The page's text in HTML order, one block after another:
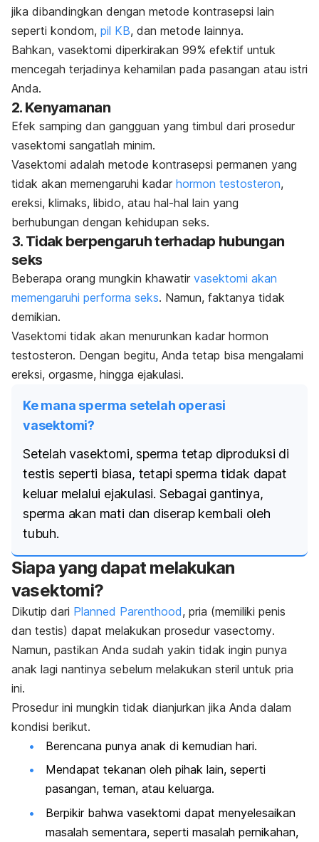
jika dibandingkan dengan metode kontrasepsi lain
seperti kondom, pil KB, dan metode lainnya.
Bahkan, vasektomi diperkirakan 99% efektif untuk
mencegah terjadinya kehamilan pada pasangan atau istri
Anda.
2. Kenyamanan
Efek samping dan gangguan yang timbul dari prosedur
vasektomi sangatlah minim.
Vasektomi adalah metode kontrasepsi permanen yang
tidak akan memengaruhi kadar hormon testosteron,
ereksi, klimaks, libido, atau hal-hal lain yang
berhubungan dengan kehidupan seks.
3. Tidak berpengaruh terhadap hubungan
seks
Beberapa orang mungkin khawatir vasektomi akan
memengaruhi performa seks. Namun, faktanya tidak
demikian.
Vasektomi tidak akan menurunkan kadar hormon
testosteron. Dengan begitu, Anda tetap bisa mengalami
ereksi, orgasme, hingga ejakulasi.
Ke mana sperma setelah operasi
vasektomi?
Setelah vasektomi, sperma tetap diproduksi di
testis seperti biasa, tetapi sperma tidak dapat
keluar melalui ejakulasi. Sebagai gantinya,
sperma akan mati dan diserap kembali oleh
tubuh.
Siapa yang dapat melakukan
vasektomi?
Dikutip dari Planned Parenthood, pria (memiliki penis
dan testis) dapat melakukan prosedur vasectomy.
Namun, pastikan Anda sudah yakin tidak ingin punya
anak lagi nantinya sebelum melakukan steril untuk pria
ini.
Prosedur ini mungkin tidak dianjurkan jika Anda dalam
kondisi berikut.
Berencana punya anak di kemudian hari.
Mendapat tekanan oleh pihak lain, seperti
pasangan, teman, atau keluarga.
Berpikir bahwa vasektomi dapat menyelesaikan
masalah sementara, seperti masalah pernikahan,